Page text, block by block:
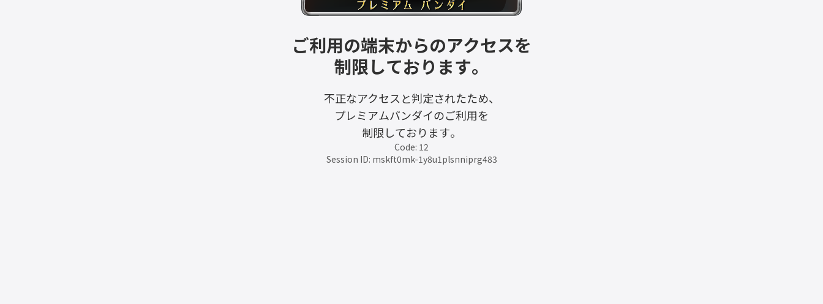
ご利用の端末からのアクセスを
制限しております。
不正なアクセスと判定されたため、
プレミアムバンダイのご利用を
制限しております。
Code: 12
Session ID: mskft0mk-1y8u1plsnniprg483